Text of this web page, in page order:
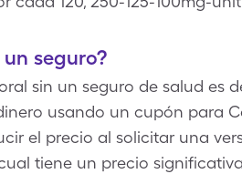
seguro?
sin un seguro de salud es
usando un cupón para
el precio al solicitar una
tiene un precio